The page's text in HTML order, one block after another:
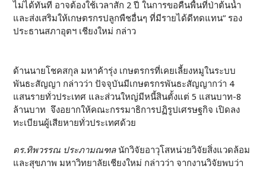
ไม่ได้ทันที อาจต้องใช้เวลาสัก 2 ปี ในการขอคืนพื้นที่ป่าต้นน้ำ
และส่งเสริมให้เกษตรกรปลูกพืชอื่นๆ ที่มีรายได้ดีทดแทน” รอง
ประธานสภาอุตฯ เชียงใหม่ กล่าว
ด้านนายโชคสกุล มหาค้ารุ่ง เกษตรกรที่เคยเลี้ยงหมูในระบบ
พันธะสัญญา กล่าวว่า ปัจจุบันมีเกษตรกรพันธะสัญญากว่า 4
แสนรายทั่วประเทศ และส่วนใหญ่มีหนี้สินตั้งแต่ 5 แสนบาท-8
ล้านบาท จึงอยากให้คณะกรรมาธิการปฏิรูปเศรษฐกิจ เปิดลง
ทะเบียนผู้เสียหายทั่วประเทศด้วย
ดร.ทิพวรรณ ประภามณฑลนักวิจัยอาวุโสหน่วยวิจัยสิ่งแวดล้อม
และสุขภาพ มหาวิทยาลัยเชียงใหม่ กล่าวว่า จากงานวิจัยพบว่า